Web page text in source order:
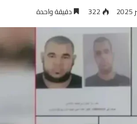
322 دقيقة واحدة